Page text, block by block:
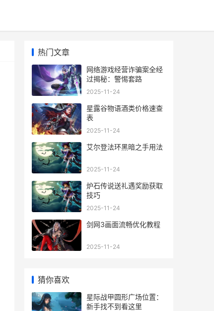
热门文章
网络游戏经营诈骗案全经
过揭秘：警惕套路
2025-11-24
星露谷物语酒类价格速查
表
2025-11-24
艾尔登法环黑暗之手用法
2025-11-24
炉石传说送礼遇奖励获取
技巧
2025-11-24
剑网3画面流畅优化教程
2025-11-24
猜你喜欢
星际战甲圆形广场位置：
新手找不到看这里